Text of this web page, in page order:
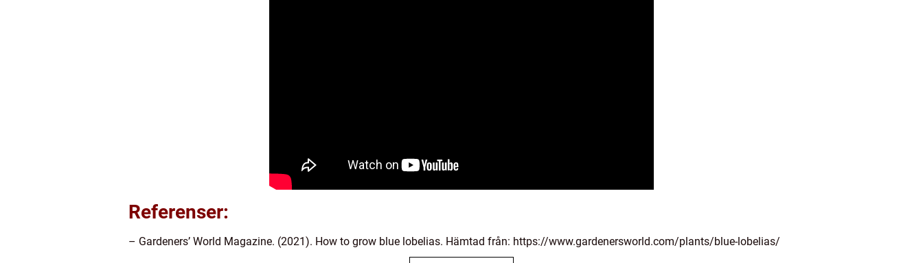
Referenser:
– Gardeners’ World Magazine. (2021). How to grow blue lobelias. Hämtad från: https://www.gardenersworld.com/plants/blue-lobelias/